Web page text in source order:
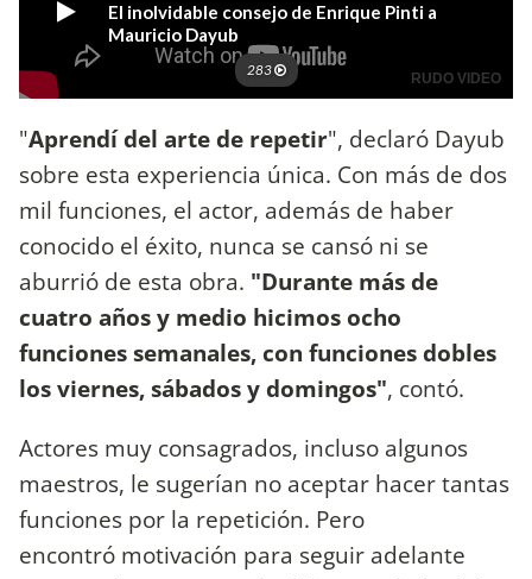
"Aprendí del arte de repetir", declaró Dayub
sobre esta experiencia única. Con más de dos
mil funciones, el actor, además de haber
conocido el éxito, nunca se cansó ni se
aburrió de esta obra. "Durante más de
cuatro años y medio hicimos ocho
funciones semanales, con funciones dobles
los viernes, sábados y domingos", contó.
Actores muy consagrados, incluso algunos
maestros, le sugerían no aceptar hacer tantas
funciones por la repetición. Pero
encontró motivación para seguir adelante